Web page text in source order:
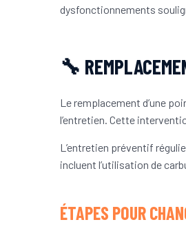
dysfonctionnements
🔧
Le remplacement d’une
l’entretien. Cette
L’entretien préventif
incluent l’utilisation de
ÉTAPES POUR